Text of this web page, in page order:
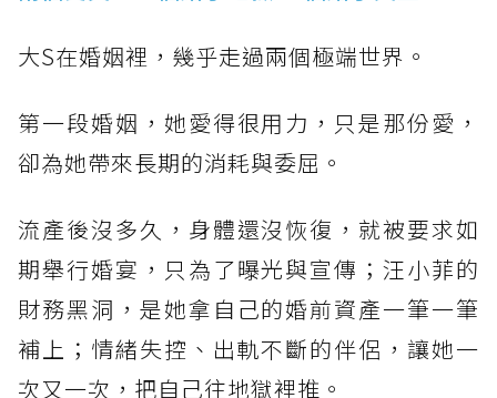
大S在婚姻裡，幾乎走過兩個極端世界。
第一段婚姻，她愛得很用力，只是那份愛，
卻為她帶來長期的消耗與委屈。
流產後沒多久，身體還沒恢復，就被要求如
期舉行婚宴，只為了曝光與宣傳；汪小菲的
財務黑洞，是她拿自己的婚前資產一筆一筆
補上；情緒失控、出軌不斷的伴侶，讓她一
次又一次，把自己往地獄裡推。